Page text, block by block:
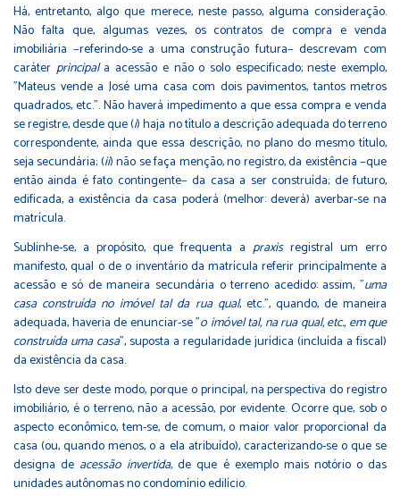
Há, entretanto, algo que merece, neste passo, alguma consideração.
Não falta que, algumas vezes, os contratos de compra e venda
imobiliária −referindo-se a uma construção futura− descrevam com
caráter principala acessão e não o solo especificado; neste exemplo,
"Mateus vende a José uma casa com dois pavimentos, tantos metros
quadrados, etc.". Não haverá impedimento a que essa compra e venda
se registre, desde que (i) haja no título a descrição adequada do terreno
correspondente, ainda que essa descrição, no plano do mesmo título,
seja secundária; (ii) não se faça menção, no registro, da existência −que
então ainda é fato contingente− da casa a ser construída; de futuro,
edificada, a existência da casa poderá (melhor: deverá) averbar-se na
matrícula.
Sublinhe-se, a propósito, que frequenta a praxisregistral um erro
manifesto, qual o de o inventário da matrícula referir principalmente a
acessão e só de maneira secundária o terreno acedido: assim, "uma
casa construída no imóvel tal da rua qual, etc.", quando, de maneira
adequada, haveria de enunciar-se "o imóvel tal, na rua qual, etc., em que
construída uma casa", suposta a regularidade jurídica (incluída a fiscal)
da existência da casa.
Isto deve ser deste modo, porque o principal, na perspectiva do registro
imobiliário, é o terreno, não a acessão, por evidente. Ocorre que, sob o
aspecto econômico, tem-se, de comum, o maior valor proporcional da
casa (ou, quando menos, o a ela atribuído), caracterizando-se o que se
designa de acessão invertida, de que é exemplo mais notório o das
unidades autônomas no condomínio edilício.